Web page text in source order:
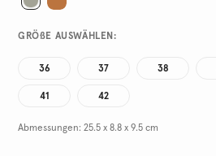
GRÖßE AUSWÄHLEN:
36 37 38
41 42
Abmessungen: 25.5 x 8.8 x 9.5 cm